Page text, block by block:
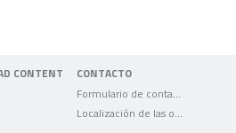
CONTENT CONTACTO